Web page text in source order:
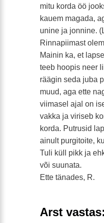
mitu korda öö
kauem magada,
unine ja jonnine.
Rinnapiimast
Mainin ka, et
teeb hoopis neer
räägin seda juba
muud, aga ette
viimasel ajal on
vakka ja viriseb
korda. Putrusid
ainult purgitoite,
Tuli küll pikk ja
või suunata.
Ette tänades, R.
Arst vastas: